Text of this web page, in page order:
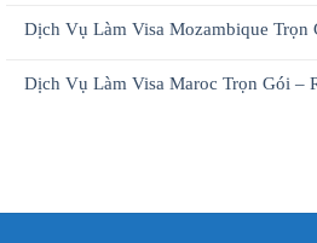
Dịch Vụ Làm Visa Mozambique Trọn
Dịch Vụ Làm Visa Maroc Trọn Gói –